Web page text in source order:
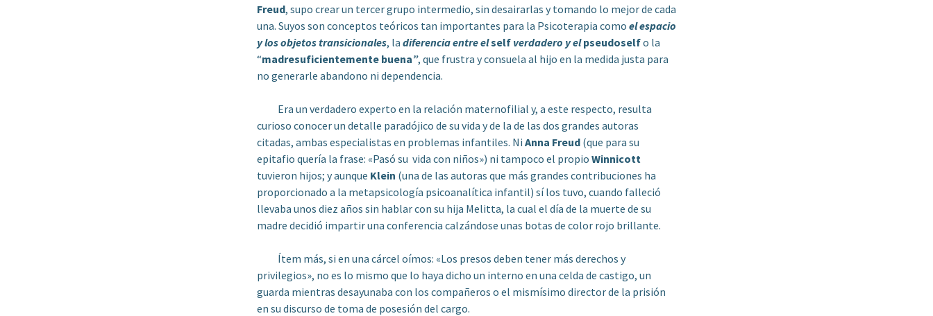
Freud, supo crear un tercer grupo intermedio, sin desairarlas y tomando lo mejor de cada
una. Suyos son conceptos teóricos tan importantes para la Psicoterapia como el espacio
y los objetos transicionales, la diferencia entre elself verdadero y elpseudoselfo la
“madresuficientemente buena”, que frustra y consuela al hijo en la medida justa para
no generarle abandono ni dependencia.
Era un verdadero experto en la relación maternofilial y, a este respecto, resulta
curioso conocer un detalle paradójico de su vida y de la de las dos grandes autoras
citadas, ambas especialistas en problemas infantiles. Ni Anna Freud (que para su
epitafio quería la frase: «Pasó su vida con niños») ni tampoco el propio Winnicott
tuvieron hijos; y aunque Klein (una de las autoras que más grandes contribuciones ha
proporcionado a la metapsicología psicoanalítica infantil) sí los tuvo, cuando falleció
llevaba unos diez años sin hablar con su hija Melitta, la cual el día de la muerte de su
madre decidió impartir una conferencia calzándose unas botas de color rojo brillante.
Ítem más, si en una cárcel oímos: «Los presos deben tener más derechos y
privilegios», no es lo mismo que lo haya dicho un interno en una celda de castigo, un
guarda mientras desayunaba con los compañeros o el mismísimo director de la prisión
en su discurso de toma de posesión del cargo.